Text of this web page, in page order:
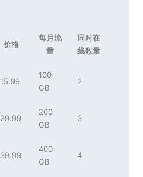
价格
每月流
量
同时在
线数量
15.99
100
GB
2
29.99
200
GB
3
39.99
400
GB
4